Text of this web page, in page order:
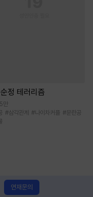
순정 테러리즘
만
#삼각관계 #나이차커플 #문란공
연재문의